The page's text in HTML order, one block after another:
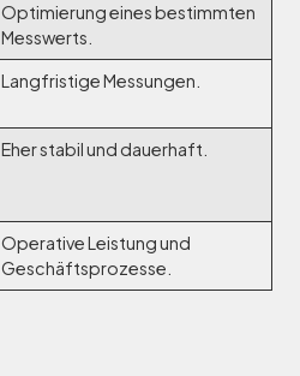
Optimierung eines bestimmten
Messwerts.
Langfristige Messungen.
Eher stabil und dauerhaft.
Operative Leistung und
Geschäftsprozesse.